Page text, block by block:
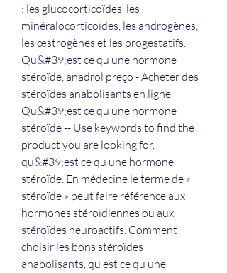
: les glucocorticoïdes, les
minéralocorticoïdes, les androgènes,
les œstrogènes et les progestatifs.
Qu&#39;est ce qu une hormone
stéroïde, anadrol preço - Acheter des
stéroïdes anabolisants en ligne
Qu&#39;est ce qu une hormone
stéroïde -- Use keywords to find the
product you are looking for,
qu&#39;est ce qu une hormone
stéroïde. En médecine le terme de «
stéroïde » peut faire référence aux
hormones stéroïdiennes ou aux
stéroïdes neuroactifs. Comment
choisir les bons stéroïdes
anabolisants, qu est ce qu une